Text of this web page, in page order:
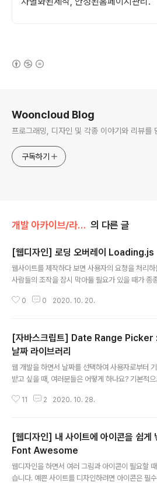
Wooncloud Blog
프로그래밍, 디자인 및 각종 이야기와 리뷰를
구독하기
개발 아카이브/라이브러리 의 다른 글
[웹디자인] 로딩 오버레이 Loading.js
웹사이트를 제작하다 보면 사용자의 요청을 처리하
사람들의 조작을 잠시 막아둘 필요가 있을 때가 종
거나 각 컨트롤러에 readonly를 걸어두는 등 복잡
러그인입니다. 1. loading.js 웹사이트
thub.io/jquery-loading/ jquery-loading
and default styles You must include the
ery.loading.css file in your page if you
se the default ..
0 0 2020. 10. 20.
[자바스크립트] Date Range Picker
날짜 라이브러리
웹 개발을 하면서 날짜를 선택하여 사용자로부터
받고 싶을 때, 여러분들은 어떻게 하나요? 기본적
겁니다. See the Pen basic-date by
유효성 검사를 해야 하며, 직관적이지 않고 불편한
많습니다. 물론 제이쿼리 UI에서 제공하는 Date
를 보면 아래와 같이 기간을 설정할 수 있는 기능이
다. 하지만 제 눈엔 예뻐 보이지 않네요. 여러분은
11 2 2020. 10. 28.
[웹디자인] 내 사이트에 아이콘을 쉽게
Font Awesome
웹디자인을 하면서 여러 그림과 아이콘이 필요할
습니다. 예쁜 사이트를 디자인하려면 아이콘은 필